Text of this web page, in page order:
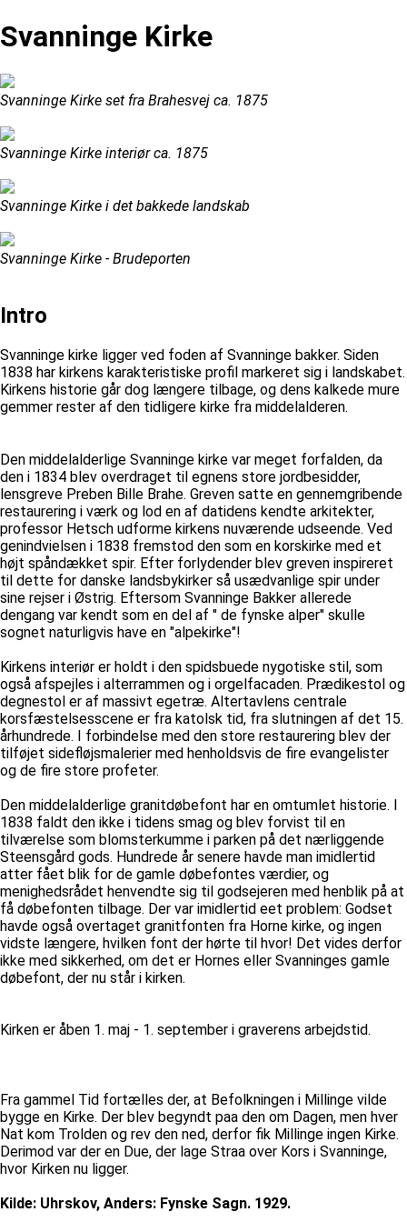
Svanninge Kirke
Svanninge Kirke set fra Brahesvej ca. 1875
Svanninge Kirke interiør ca. 1875
Svanninge Kirke i det bakkede landskab
Svanninge Kirke - Brudeporten
Intro
Svanninge kirke ligger ved foden af Svanninge bakker. Siden
1838 har kirkens karakteristiske profil markeret sig i landskabet.
Kirkens historie går dog længere tilbage, og dens kalkede mure
gemmer rester af den tidligere kirke fra middelalderen.
Den middelalderlige Svanninge kirke var meget forfalden, da
den i 1834 blev overdraget til egnens store jordbesidder,
lensgreve Preben Bille Brahe. Greven satte en gennemgribende
restaurering i værk og lod en af datidens kendte arkitekter,
professor Hetsch udforme kirkens nuværende udseende. Ved
genindvielsen i 1838 fremstod den som en korskirke med et
højt spåndækket spir. Efter forlydender blev greven inspireret
til dette for danske landsbykirker så usædvanlige spir under
sine rejser i Østrig. Eftersom Svanninge Bakker allerede
dengang var kendt som en del af " de fynske alper" skulle
sognet naturligvis have en "alpekirke"!
Kirkens interiør er holdt i den spidsbuede nygotiske stil, som
også afspejles i alterrammen og i orgelfacaden. Prædikestol og
degnestol er af massivt egetræ. Altertavlens centrale
korsfæstelsesscene er fra katolsk tid, fra slutningen af det 15.
århundrede. I forbindelse med den store restaurering blev der
tilføjet sidefløjsmalerier med henholdsvis de fire evangelister
og de fire store profeter.
Den middelalderlige granitdøbefont har en omtumlet historie. I
1838 faldt den ikke i tidens smag og blev forvist til en
tilværelse som blomsterkumme i parken på det nærliggende
Steensgård gods. Hundrede år senere havde man imidlertid
atter fået blik for de gamle døbefontes værdier, og
menighedsrådet henvendte sig til godsejeren med henblik på at
få døbefonten tilbage. Der var imidlertid eet problem: Godset
havde også overtaget granitfonten fra Horne kirke, og ingen
vidste længere, hvilken font der hørte til hvor! Det vides derfor
ikke med sikkerhed, om det er Hornes eller Svanninges gamle
døbefont, der nu står i kirken.
Kirken er åben 1. maj - 1. september i graverens arbejdstid.
Fra gammel Tid fortælles der, at Befolkningen i Millinge vilde
bygge en Kirke. Der blev begyndt paa den om Dagen, men hver
Nat kom Trolden og rev den ned, derfor fik Millinge ingen Kirke.
Derimod var der en Due, der lage Straa over Kors i Svanninge,
hvor Kirken nu ligger.
Kilde: Uhrskov, Anders: Fynske Sagn. 1929.